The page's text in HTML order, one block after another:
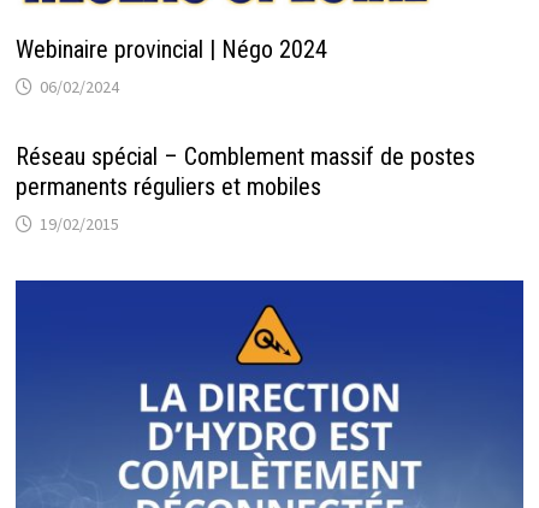
Webinaire provincial | Négo 2024
06/02/2024
Réseau spécial – Comblement massif de postes
permanents réguliers et mobiles
19/02/2015